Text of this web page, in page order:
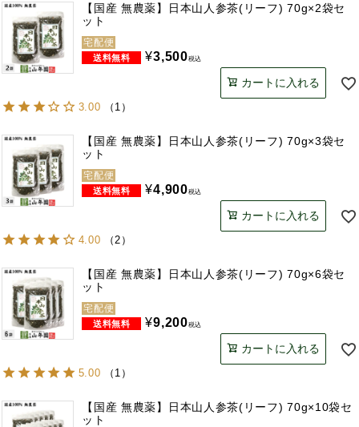
【国産 無農薬】日本山人参茶(リーフ) 70g×2袋セ
ット
宅配便
¥3,500税込
カートに入れる
3.00 （ 1 ）
【国産 無農薬】日本山人参茶(リーフ) 70g×3袋セ
ット
宅配便
¥4,900税込
カートに入れる
4.00 （ 2 ）
【国産 無農薬】日本山人参茶(リーフ) 70g×6袋セ
ット
宅配便
¥9,200税込
カートに入れる
5.00 （ 1 ）
【国産 無農薬】日本山人参茶(リーフ) 70g×10袋セ
ット